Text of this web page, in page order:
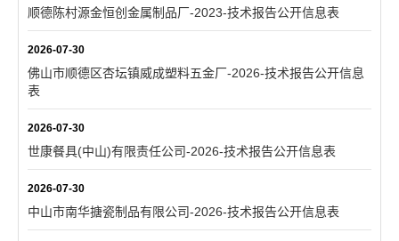
顺德陈村源金恒创金属制品厂-2023-技术报告公开信息表
2026-07-30
佛山市顺德区杏坛镇威成塑料五金厂-2026-技术报告公开信息
表
2026-07-30
世康餐具(中山)有限责任公司-2026-技术报告公开信息表
2026-07-30
中山市南华搪瓷制品有限公司-2026-技术报告公开信息表